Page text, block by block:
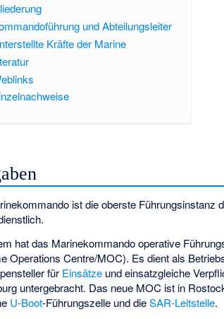
und Abteilungsleiter
Kräfte der Marine
ist die oberste Führungsinstanz
hat das Marinekommando operative
Operations Centre/MOC). Es dient als
für Einsätze und einsatzgleiche
untergebracht. Das neue MOC ist in
U-Boot-Führungszelle und dieSAR-Leitstelle.